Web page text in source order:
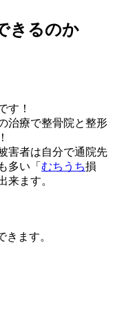
きるのか
す！
治療で整骨院と整形
害者は自分で通院先
多い「 むちうち損
来ます。
ます。